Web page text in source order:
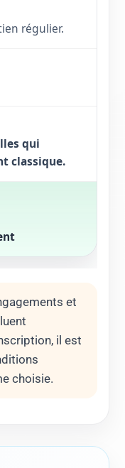
régulier.
qui
classique.
et
il est
choisie.